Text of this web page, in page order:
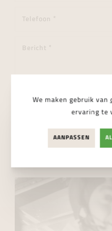
Ik ga akkoord met de
We maken gebruik van
ervaring te
AANPASSEN